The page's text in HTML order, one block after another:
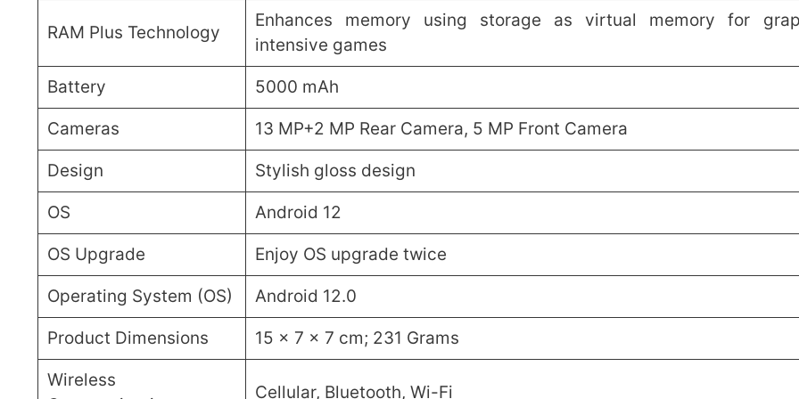
RAM Plus Technology
Enhances memory using storage as virtual memory for
intensive games
Battery 5000 mAh
Cameras 13 MP+2 MP Rear Camera, 5 MP Front Camera
Design Stylish gloss design
OS Android 12
OS Upgrade Enjoy OS upgrade twice
Operating System (OS) Android 12.0
Product Dimensions 15 x 7 x 7 cm; 231 Grams
Wireless
Cellular, Bluetooth, Wi-Fi